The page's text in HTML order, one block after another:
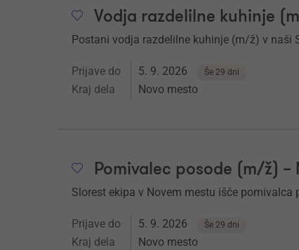
Vodja razdelilne kuhinje
Postani vodja razdelilne kuhinje (m/ž) v naši
Prijave do 5. 9. 2026 Še 29 dni
Kraj dela Novo mesto
Pomivalec posode (m/ž) –
Slorest ekipa v Novem mestu išče pomivalca
Prijave do 5. 9. 2026 Še 29 dni
Kraj dela Novo mesto